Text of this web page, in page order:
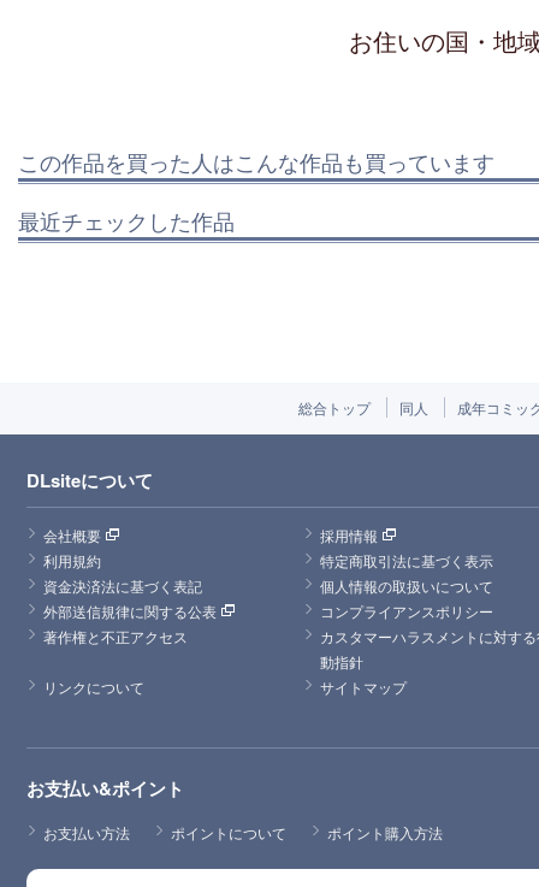
お住いの国・地
この作品を買った人はこんな作品も買っています
最近チェックした作品
総合トップ 同人 成年コミッ
DLsiteについて
会社概要
採用情報
利用規約
特定商取引法に基づく表示
資金決済法に基づく表記
個人情報の取扱いについて
外部送信規律に関する公表
コンプライアンスポリシー
著作権と不正アクセス
カスタマーハラスメントに対す
動指針
リンクについて
サイトマップ
お支払い&ポイント
お支払い方法 ポイントについて ポイント購入方法